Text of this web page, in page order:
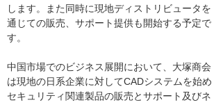
します。また同時に現地ディストリビュータを
通じての販売、サポート提供も開始する予定で
す。
中国市場でのビジネス展開において、大塚商会
は現地の日系企業に対してCADシステムを始め
セキュリティ関連製品の販売とサポート及びネ